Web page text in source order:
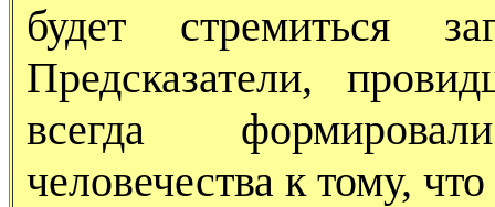
будет стремиться
Предсказатели,
всегда
человечества к тому,